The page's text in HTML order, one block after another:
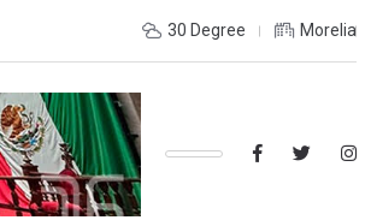
CON EL PIE DERECHO EN LA COPA
30 Degree Morelia